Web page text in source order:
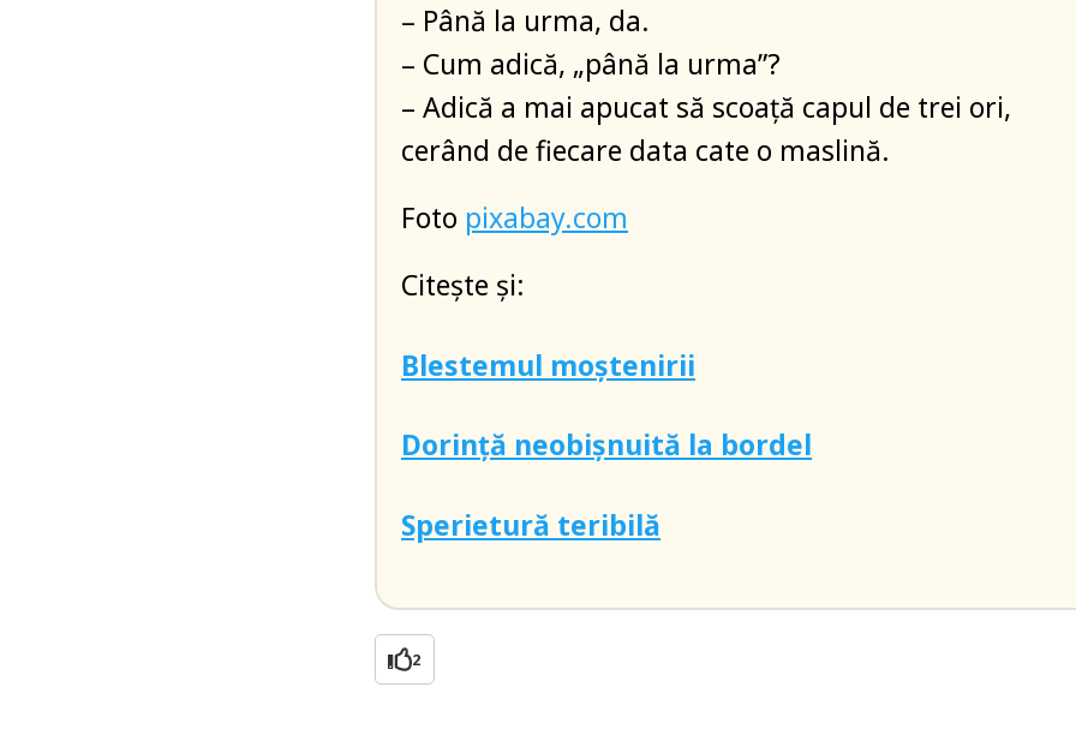
– Până la urma, da.
– Cum adică, „până la urma”?
– Adică a mai apucat să scoață capul de trei ori,
cerând de fiecare data cate o maslină.
Foto pixabay.com
Citește și:
Blestemul moștenirii
Dorință neobișnuită la bordel
Sperietură teribilă
2